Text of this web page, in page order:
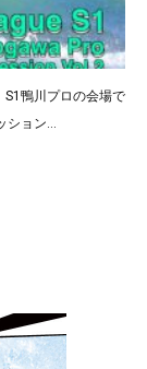
S1鴨川プロの会場で
ョン...